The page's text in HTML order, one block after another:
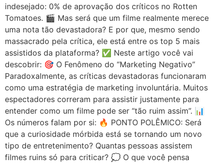
indesejado: 0% de aprovação dos críticos no Rotten
Tomatoes. 🎬 Mas será que um filme realmente merece
uma nota tão devastadora? E por que, mesmo sendo
massacrado pela crítica, ele está entre os top 5 mais
assistidos da plataforma? ✅ Neste artigo você vai
descobrir: 🎯 O Fenômeno do “Marketing Negativo”
Paradoxalmente, as críticas devastadoras funcionaram
como uma estratégia de marketing involuntária. Muitos
espectadores correram para assistir justamente para
entender como um filme pode ser “tão ruim assim”. 📊
Os números falam por si: 🔥 PONTO POLÊMICO: Será
que a curiosidade mórbida está se tornando um novo
tipo de entretenimento? Quantas pessoas assistem
filmes ruins só para criticar? 💭 O que você pensa